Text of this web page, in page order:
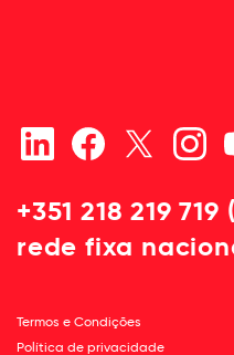
+351 218 219
rede fixa
Termos e Condições
Política de privacidade